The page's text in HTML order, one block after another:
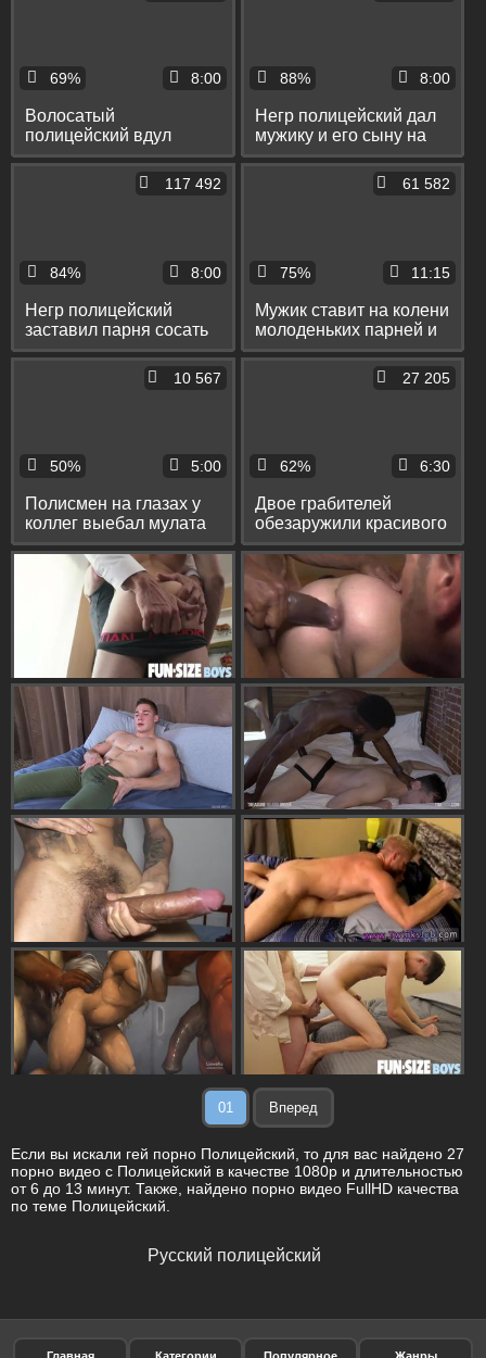
69% 8:00
Волосатый
полицейский вдул
стройному парню на
столе раком и в
классической позе
88% 8:00
Негр полицейский дал
мужику и его сыну на
клык и большим хером
вдул им на столе
84%
117 492
8:00
Негр полицейский
заставил парня сосать
его большой хер и вдул
ему на столе в зад
75%
61 582
11:15
Мужик ставит на колени
молоденьких парней и
заставляет их сосать
50%
10 567
5:00
Полисмен на глазах у
коллег выебал мулата
грабителя в тугую жопу
62%
27 205
6:30
Двое грабителей
обезаружили красивого
полицейского, связали
и соблазнили
01 Вперед
Если вы искали гей порно Полицейский, то для вас найдено 27
порно видео с Полицейский в качестве 1080p и длительностью
от 6 до 13 минут. Также, найдено порно видео FullHD качества
по теме Полицейский.
Русский полицейский